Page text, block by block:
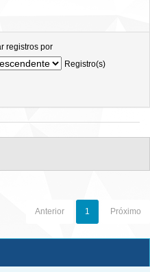
registros por
Registro(s)
Anterior 1 Próximo